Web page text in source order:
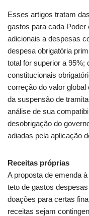
Esses artigos tratam
gastos para cada Poder
adicionais a despesas
despesa obrigatória
total for superior a 95%;
constitucionais
correção do valor
da suspensão de
análise de sua
desobrigação do
adiadas pela aplicação
Receitas próprias
A proposta de emenda
teto de gastos
doações para certas
receitas sejam